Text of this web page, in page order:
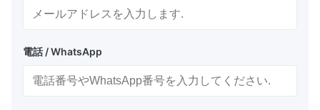
電話 / WhatsApp